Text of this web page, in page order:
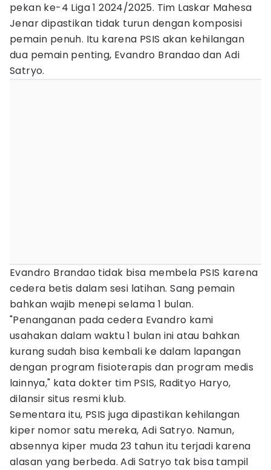
pekan ke-4 Liga 1 2024/2025. Tim Laskar Mahesa
Jenar dipastikan tidak turun dengan komposisi
pemain penuh. Itu karena PSIS akan kehilangan
dua pemain penting, Evandro Brandao dan Adi
Satryo.
Evandro Brandao tidak bisa membela PSIS karena
cedera betis dalam sesi latihan. Sang pemain
bahkan wajib menepi selama 1 bulan.
"Penanganan pada cedera Evandro kami
usahakan dalam waktu 1 bulan ini atau bahkan
kurang sudah bisa kembali ke dalam lapangan
dengan program fisioterapis dan program medis
lainnya," kata dokter tim PSIS, Radityo Haryo,
dilansir situs resmi klub.
Sementara itu, PSIS juga dipastikan kehilangan
kiper nomor satu mereka, Adi Satryo. Namun,
absennya kiper muda 23 tahun itu terjadi karena
alasan yang berbeda. Adi Satryo tak bisa tampil